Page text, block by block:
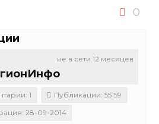
0
не в сети 12 месяцев
1
Публикации: 55159
28-09-2014